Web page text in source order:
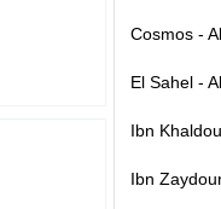
Cosmos -
El Sahel -
Ibn
Ibn